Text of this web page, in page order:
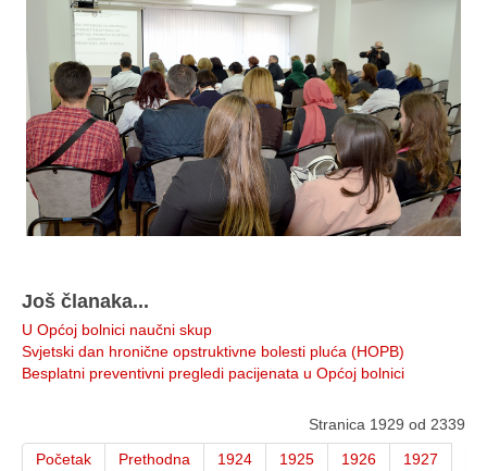
Još članaka...
U Općoj bolnici naučni skup
Svjetski dan hronične opstruktivne bolesti pluća (HOPB)
Besplatni preventivni pregledi pacijenata u Općoj bolnici
Stranica 1929 od 2339
Početak
Prethodna 1924 1925 1926
1927